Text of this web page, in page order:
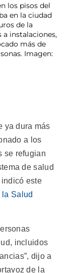
los pisos del
en la ciudad
de la
a instalaciones,
más de
Imagen:
ya dura más
a los
se refugian
de salud
este
Salud
incluidos
dijo a
de la